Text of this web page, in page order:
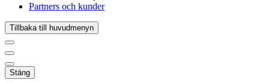
Partners och kunder
Tillbaka till huvudmenyn
Stäng